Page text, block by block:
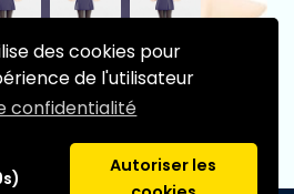
des cookies pour
de l'utilisateur
confidentialité
Autoriser les
GOOD SMILE Nobara